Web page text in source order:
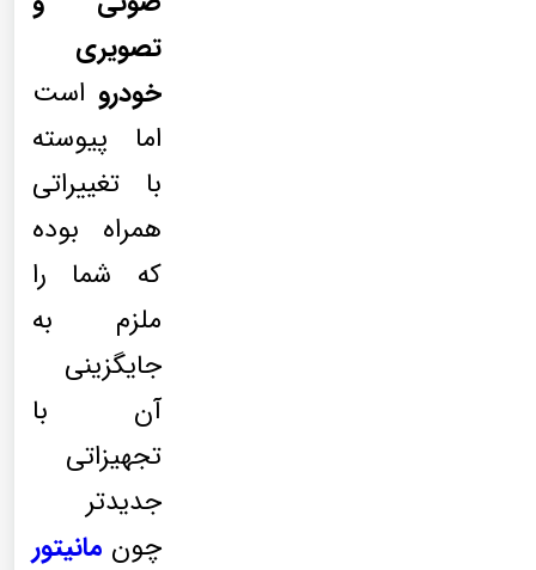
تصویری
خودرو است
اما پیوسته
با تغییراتی
همراه بوده
که شما را
ملزم به
جایگزینی
آن با
تجهیزاتی
جدیدتر
چون مانیتور